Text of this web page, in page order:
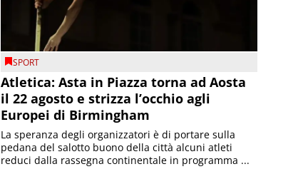
SPORT
Atletica: Asta in Piazza torna ad Aosta
il 22 agosto e strizza l’occhio agli
Europei di Birmingham
La speranza degli organizzatori è di portare sulla
pedana del salotto buono della città alcuni atleti
reduci dalla rassegna continentale in programma ...